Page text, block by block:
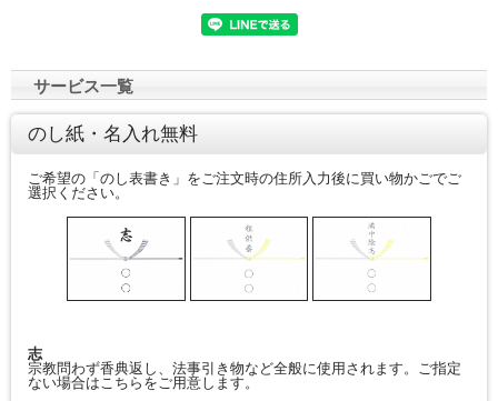
サービス一覧
のし紙・名入れ無料
ご希望の「のし表書き」をご注文時の住所入力後に買い物かごでご
選択ください。
志
宗教問わず香典返し、法事引き物など全般に使用されます。ご指定
ない場合はこちらをご用意します。